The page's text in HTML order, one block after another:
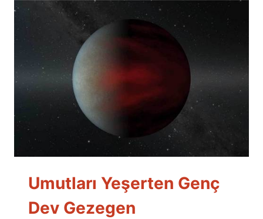
Umutları Yeşerten Genç
Dev Gezegen